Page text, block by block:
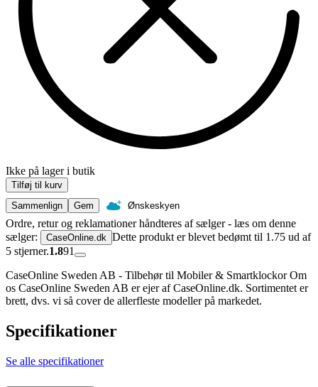
Ikke på lager i butik
Tilføj til kurv
Sammenlign
Gem Ønskeskyen
Ordre, retur og reklamationer håndteres af sælger - læs om denne
sælger:
CaseOnline.dk Dette produkt er blevet bedømt til 1.75 ud af
5 stjerner.1.891
CaseOnline Sweden AB - Tilbehør til Mobiler & Smartklockor Om
os CaseOnline Sweden AB er ejer af CaseOnline.dk. Sortimentet er
brett, dvs. vi så cover de allerfleste modeller på markedet.
Specifikationer
Se alle specifikationer